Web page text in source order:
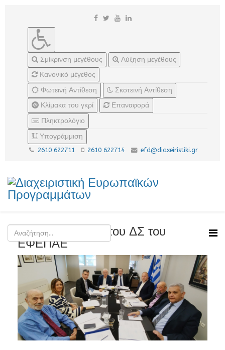
Σμίκρινση μεγέθους
Αύξηση μεγέθους
Κανονικό μέγεθος
Φωτεινή Αντίθεση
Σκοτεινή Αντίθεση
Κλίμακα του γκρί
Επαναφορά
Πληκτρολόγιο
Υπογράμμιση
2610 622711 2610 622714 efd@diaxeiristiki.gr
79η Συνεδρίαση του ΔΣ του
ΕΦΕΠΑΕ